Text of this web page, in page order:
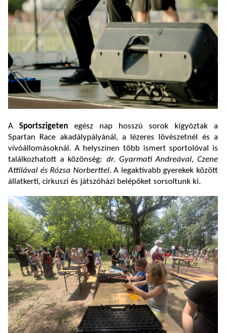
A Sportszigeten egész nap hosszú sorok kígyóztak a
Spartan Race akadálypályánál, a lézeres lövészetnél és a
vívóállomásoknál. A helyszínen több ismert sportolóval is
találkozhatott a közönség: dr. Gyarmati Andreával, Czene
Attilával és Rózsa Norberttel. A legaktívabb gyerekek között
állatkerti, cirkuszi és játszóházi belépőket sorsoltunk ki.